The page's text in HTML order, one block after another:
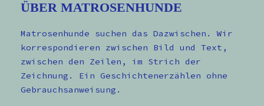
ÜBER MATROSENHUNDE
Matrosenhunde suchen das Dazwischen. Wir
korrespondieren zwischen Bild und Text,
zwischen den Zeilen, im Strich der
Zeichnung. Ein Geschichtenerzählen ohne
Gebrauchsanweisung.